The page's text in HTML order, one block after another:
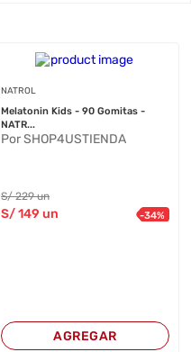
NATROL
Melatonin Kids - 90 Gomitas -
NATR...
Por SHOP4USTIENDA
S/229 un
S/149 un -34%
AGREGAR